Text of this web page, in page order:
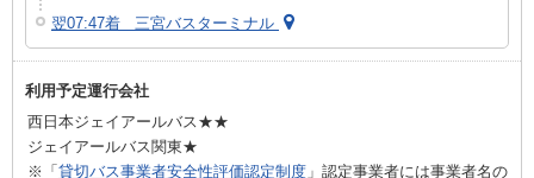
翌07:47着 三宮バスターミナル
利用予定運行会社
西日本ジェイアールバス★★
ジェイアールバス関東★
※「 貸切バス事業者安全性評価認定制度 」認定事業者には事業者名の